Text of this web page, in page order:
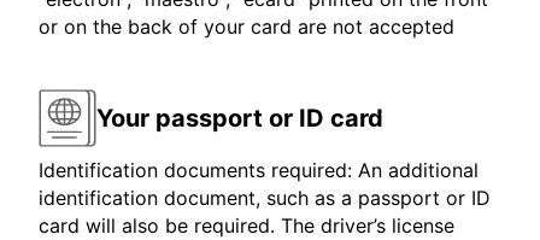
or on the back of your card are not accepted
Your passport or ID card
Identification documents required: An additional
identification document, such as a passport or ID
card will also be required. The driver’s license